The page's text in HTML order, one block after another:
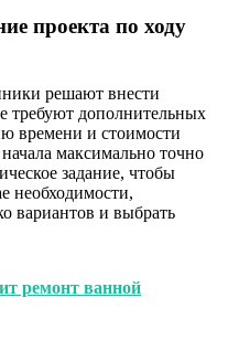
проекта по ходу
решают внести
требуют дополнительных
времени и стоимости
максимально точно
задание, чтобы
необходимости,
вариантов и выбрать
ремонт ванной